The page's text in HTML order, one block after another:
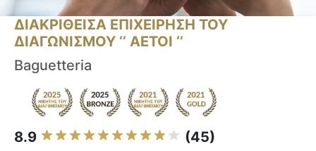
ΔΙΑΚΡΙΘΕΙΣΑ ΕΠΙΧΕΙΡΗΣΗ ΤΟΥ
ΔΙΑΓΩΝΙΣΜΟΥ ‘’ ΑΕΤΟΙ ‘’
Baguetteria
8.9 (45)